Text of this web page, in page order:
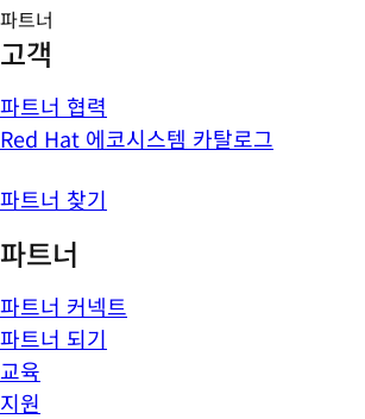
파트너
고객
파트너 협력
Red Hat 에코시스템 카탈로그
파트너 찾기
파트너
파트너 커넥트
파트너 되기
교육
지원